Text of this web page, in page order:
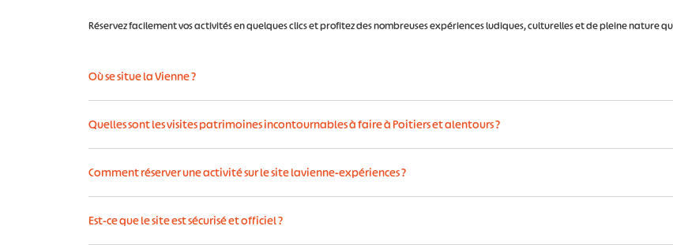
Réservez facilement vos activités en quelques clics et profitez des nombreuses expériences ludiques, culturelles et de pleine nature
Où se situe la Vienne ?
La Roche-Posay, Montmorillon, Châtellerault et Loudun.
C'est une destination idéale située à seulement 1h20 de Paris en TGV.
Quelles sont les visites patrimoines incontournables à faire à Poitiers et alentours ?
- Le centre historique de Poitiers, ville d’art et d’histoire, et son patrimoine exceptionnel
- La cité médiévale de Chauvigny unique en Europe
Comment réserver une activité sur le site lavienne-expériences ?
Est-ce que le site est sécurisé et officiel ?